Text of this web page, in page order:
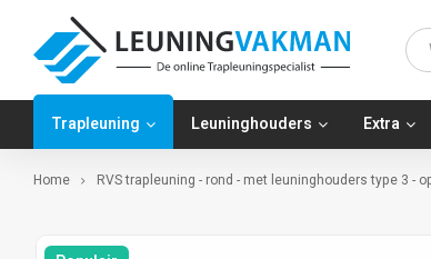
Trapleuning Leuninghouders Extra
Home RVS trapleuning - rond - met leuninghouders type 3 -